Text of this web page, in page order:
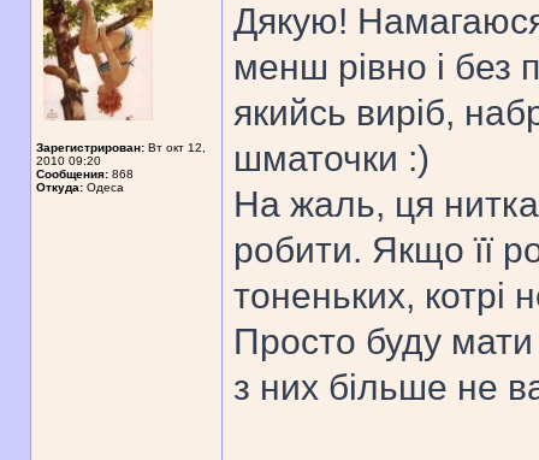
Зарегистрирован: Вт окт 12,
2010 09:20
Сообщения: 868
Откуда: Одеса
Дякую!
менш рівно і без
якийсь виріб,
шматочки :)
На жаль, ця
робити. Якщо її
тоненьких, котрі
Просто буду мати
з них більше не